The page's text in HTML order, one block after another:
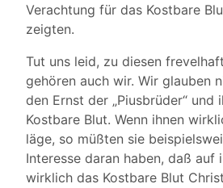
Verachtung für das Kostbare
zeigten.
Tut uns leid, zu diesen
gehören auch wir. Wir glauben
den Ernst der „Piusbrüder“ und
Kostbare Blut. Wenn ihnen
läge, so müßten sie
Interesse daran haben, daß auf
wirklich das Kostbare Blut